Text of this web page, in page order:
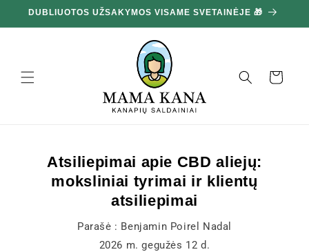
ir pereikite
prie turinio
DUBLIUOTOS UŽSAKYMOS VISAME SVETAINĖJE 🎁
Krepšelis
Atsiliepimai apie CBD aliejų:
moksliniai tyrimai ir klientų
atsiliepimai
Parašė : Benjamin Poirel Nadal
2026 m. gegužės 12 d.